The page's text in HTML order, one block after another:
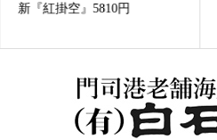
新『紅掛空』5810円